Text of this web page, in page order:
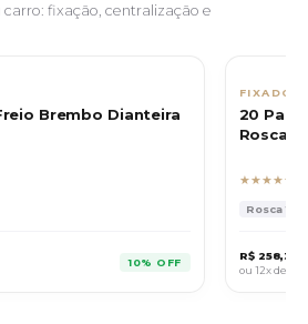
carro: fixação, centralização e
Brembo Dianteira
10% OFF
20
Rosca
★★★★★
Rosca
R$ 258,30
ou 12x de